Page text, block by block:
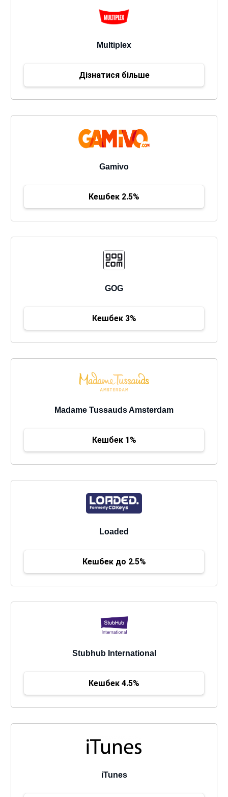
Multiplex
Дізнатися більше
Gamivo
Кешбек 2.5%
GOG
Кешбек 3%
Madame Tussauds Amsterdam
Кешбек 1%
Loaded
Кешбек до 2.5%
Stubhub International
Кешбек 4.5%
iTunes